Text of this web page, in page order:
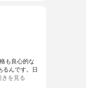
も良心的な
るんです。日
きを見る